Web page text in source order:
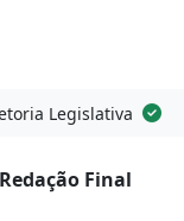
Legislativa
Final